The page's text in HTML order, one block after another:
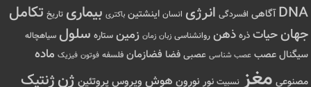
DNA آگاهی افسردگی انرژی انسان اینشتین باکتری بیماری تاریخ تکامل
جهانحیات ذره ذهن روانشناسی زبان زمان زمین ستاره سلول سیاهچاله
سیگنال عصب عصب شناسی عصبی فضا فضازمان فلسفه فوتون فیزیک ماده
مصنوعی مغز نسبیت نور نورون هوش ویروس پروتئین ژنژنتیک